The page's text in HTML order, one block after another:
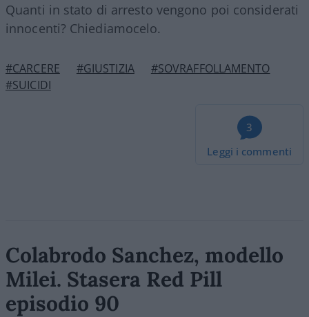
Quanti in stato di arresto vengono poi considerati
innocenti? Chiediamocelo.
#CARCERE #GIUSTIZIA
#SOVRAFFOLLAMENTO
#SUICIDI
3
Leggi i commenti
Colabrodo Sanchez, modello
Milei. Stasera Red Pill
episodio 90